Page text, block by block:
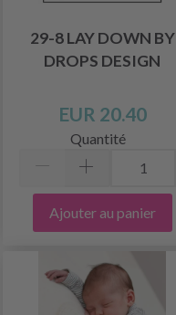
29-8 LAY DOWN BY
DROPS DESIGN
EUR 20.40
Quantité
Ajouter au panier